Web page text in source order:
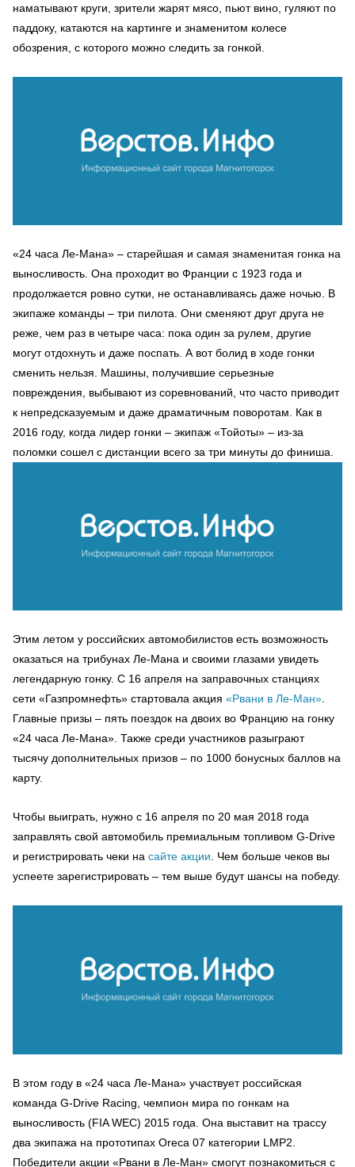
наматывают круги, зрители жарят мясо, пьют вино, гуляют по
паддоку, катаются на картинге и знаменитом колесе
обозрения, с которого можно следить за гонкой.
«24 часа Ле-Мана» – старейшая и самая знаменитая гонка на
выносливость. Она проходит во Франции с 1923 года и
продолжается ровно сутки, не останавливаясь даже ночью. В
экипаже команды – три пилота. Они сменяют друг друга не
реже, чем раз в четыре часа: пока один за рулем, другие
могут отдохнуть и даже поспать. А вот болид в ходе гонки
сменить нельзя. Машины, получившие серьезные
повреждения, выбывают из соревнований, что часто приводит
к непредсказуемым и даже драматичным поворотам. Как в
2016 году, когда лидер гонки – экипаж «Тойоты» – из-за
поломки сошел с дистанции всего за три минуты до финиша.
Этим летом у российских автомобилистов есть возможность
оказаться на трибунах Ле-Мана и своими глазами увидеть
легендарную гонку. С 16 апреля на заправочных станциях
сети «Газпромнефть» стартовала акция «Рвани в Ле-Ман».
Главные призы – пять поездок на двоих во Францию на гонку
«24 часа Ле-Мана». Также среди участников разыграют
тысячу дополнительных призов – по 1000 бонусных баллов на
карту.
Чтобы выиграть, нужно с 16 апреля по 20 мая 2018 года
заправлять свой автомобиль премиальным топливом G-Drive
и регистрировать чеки на сайте акции. Чем больше чеков вы
успеете зарегистрировать – тем выше будут шансы на победу.
В этом году в «24 часа Ле-Мана» участвует российская
команда G-Drive Racing, чемпион мира по гонкам на
выносливость (FIA WEC) 2015 года. Она выставит на трассу
два экипажа на прототипах Oreca 07 категории LMP2.
Победители акции «Рвани в Ле-Ман» смогут познакомиться с